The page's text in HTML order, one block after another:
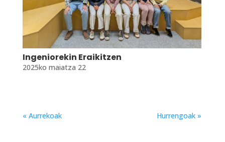
Ingeniorekin Eraikitzen
2025ko maiatza 22
« Aurrekoak Hurrengoak »